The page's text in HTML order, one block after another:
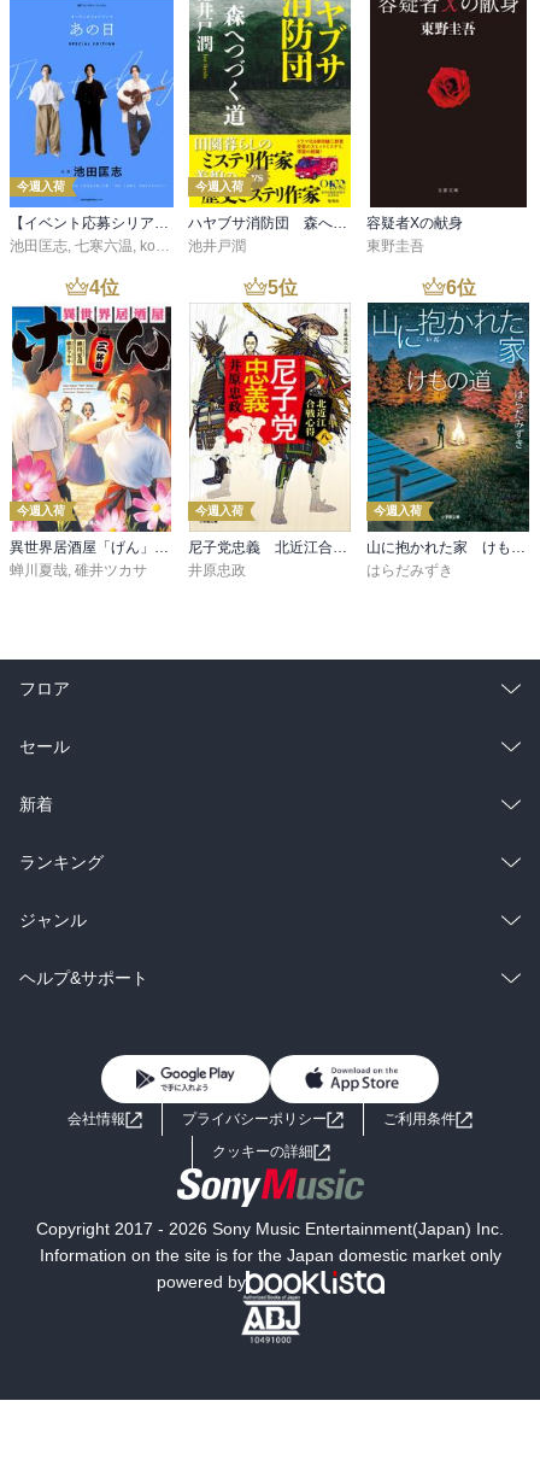
今週入荷
【イベント応募シリアルコード付】池田匡志出演・オーディオフォトブック「あの日」SPECIAL EDITION（音声／動画付）
池田匡志, 七寒六温, konoko58 ,村崎キコ
今週入荷
ハヤブサ消防団 森へつづく道
池井戸潤
容疑者Xの献身
東野圭吾
4位
今週入荷
異世界居酒屋「げん」三杯目
蝉川夏哉, 碓井ツカサ
5位
今週入荷
尼子党忠義 北近江合戦心得〈八〉
井原忠政
6位
今週入荷
山に抱かれた家 けもの道
はらだみずき
フロア
総合
ラノベ
雑誌・グラビア
BL・TL
セール
総合
ラノベ
雑誌・グラビア
BL・TL
新着
総合
ラノベ
雑誌・グラビア
ランキング
総合
ラノベ
ジャンル
コミック
ライトノベル 男子向けラノベ
小説
海外小説
ミステリー SF
文学
ヘルプ&サポート
よくあるご質問 お問い合わせ
会社情報 プライバシーポリシー
ご利用条件
クッキーの詳細
Copyright 2017 - 2026 Sony Music Entertainment(Japan) Inc.
Information on the site is for the Japan domestic market only
powered by